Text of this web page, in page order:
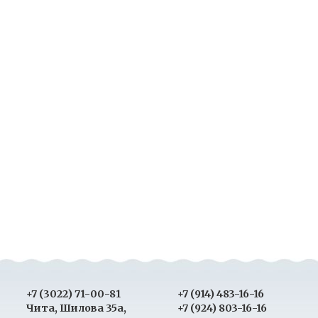
+7 (3022) 71-00-81
Чита, Шилова 35а,
+7 (914) 483-16-16
+7 (924) 803-16-16